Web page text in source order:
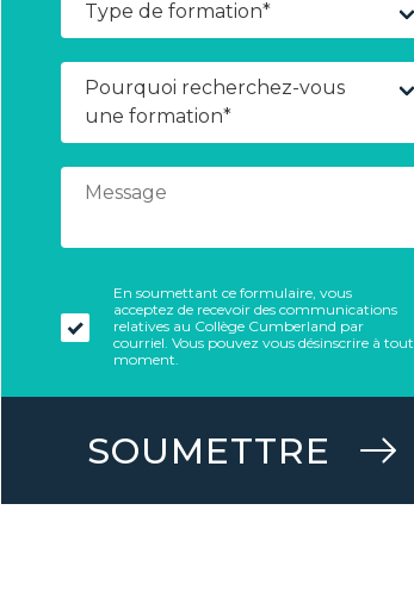
En soumettant ce formulaire, vous
acceptez de recevoir des communications
relatives au Collège Cumberland par
courriel. Vous pouvez vous désinscrire à tout
moment.
SOUMETTRE